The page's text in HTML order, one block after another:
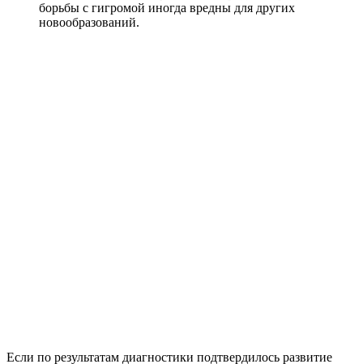
борьбы с гигромой иногда вредны для других
новообразований.
Если по результатам диагностики подтвердилось развитие